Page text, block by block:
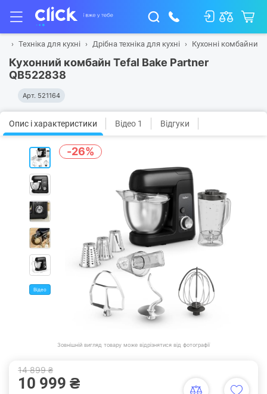
Техніка для кухні Дрібна техніка для кухні Кухонні комбайни
Кухонний комбайн Tefal Bake Partner
QB522838
Арт. 521164
Опис і характеристики Відео 1 Відгуки
Відео
-26%
Зовнішній вигляд товару може відрізнятися від фотографії
14 899 ₴
10 999 ₴